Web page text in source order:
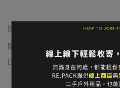
關於我們
關於我們
LINE 寄售諮詢